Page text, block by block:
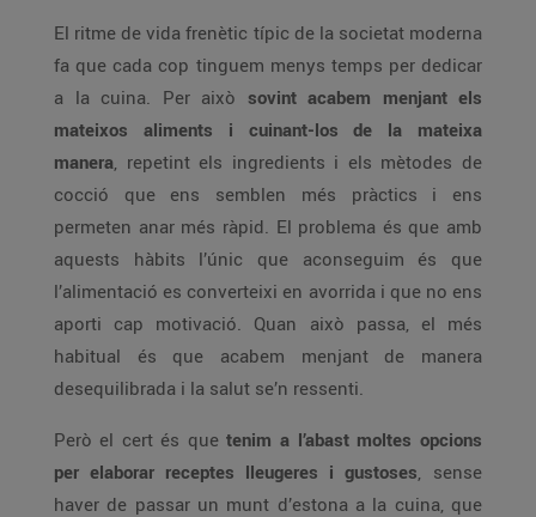
El ritme de vida frenètic típic de la societat moderna
fa que cada cop tinguem menys temps per dedicar
a la cuina. Per això sovint acabem menjant els
mateixos aliments i cuinant-los de la mateixa
manera, repetint els ingredients i els mètodes de
cocció que ens semblen més pràctics i ens
permeten anar més ràpid. El problema és que amb
aquests hàbits l’únic que aconseguim és que
l’alimentació es converteixi en avorrida i que no ens
aporti cap motivació. Quan això passa, el més
habitual és que acabem menjant de manera
desequilibrada i la salut se’n ressenti.
Però el cert és que tenim a l’abast moltes opcions
per elaborar receptes lleugeres i gustoses, sense
haver de passar un munt d’estona a la cuina, que